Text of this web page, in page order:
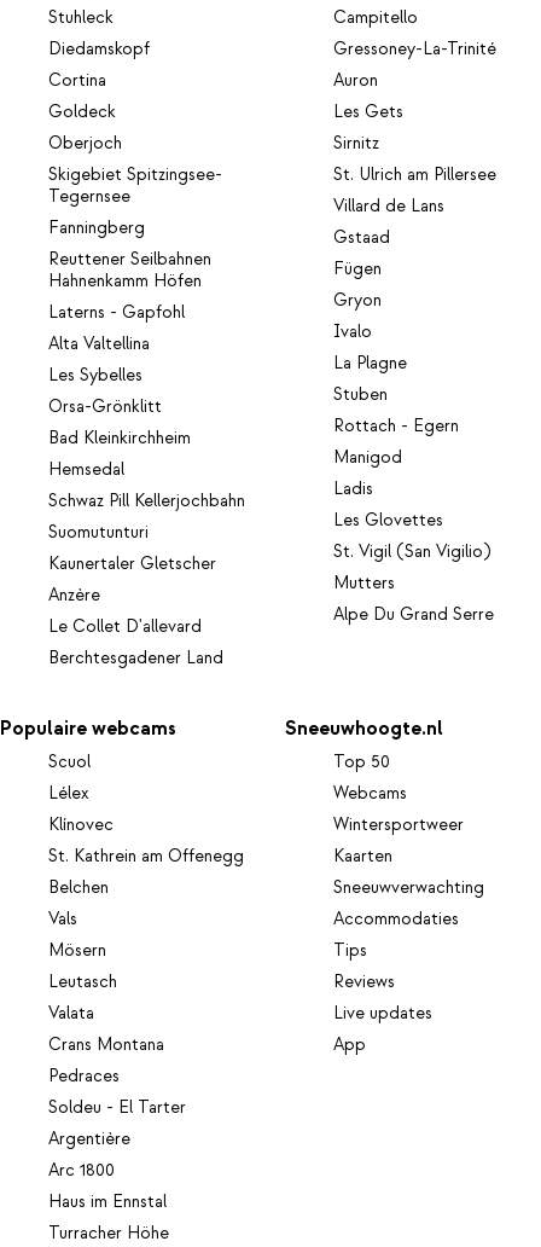
Stuhleck
Diedamskopf
Cortina
Goldeck
Oberjoch
Skigebiet Spitzingsee-
Tegernsee
Fanningberg
Reuttener Seilbahnen
Hahnenkamm Höfen
Laterns - Gapfohl
Alta Valtellina
Les Sybelles
Orsa-Grönklitt
Bad Kleinkirchheim
Hemsedal
Schwaz Pill Kellerjochbahn
Suomutunturi
Kaunertaler Gletscher
Anzère
Le Collet D'allevard
Berchtesgadener Land
Campitello
Gressoney-La-Trinité
Auron
Les Gets
Sirnitz
St. Ulrich am Pillersee
Villard de Lans
Gstaad
Fügen
Gryon
Ivalo
La Plagne
Stuben
Rottach - Egern
Manigod
Ladis
Les Glovettes
St. Vigil (San Vigilio)
Mutters
Alpe Du Grand Serre
Populaire webcams
Scuol
Lélex
Klínovec
St. Kathrein am Offenegg
Belchen
Vals
Mösern
Leutasch
Valata
Crans Montana
Pedraces
Soldeu - El Tarter
Argentière
Arc 1800
Haus im Ennstal
Turracher Höhe
Sneeuwhoogte.nl
Top 50
Webcams
Wintersportweer
Kaarten
Sneeuwverwachting
Accommodaties
Tips
Reviews
Live updates
App